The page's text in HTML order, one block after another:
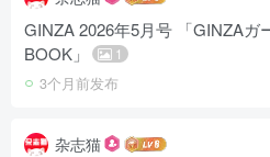
GINZA 2026年5月号 「GINZAガ
BOOK」
1
3个月前发布
杂志猫